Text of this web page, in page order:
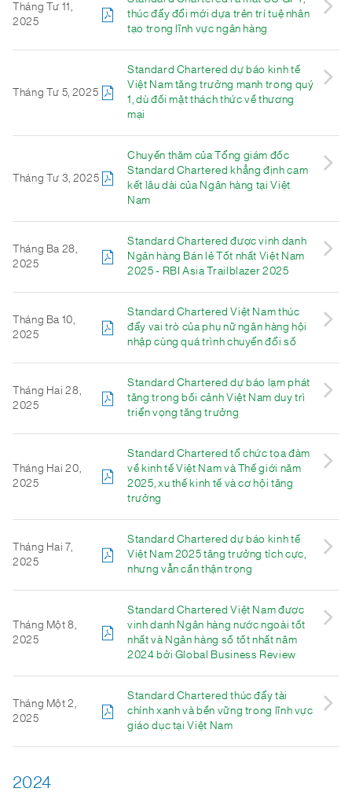
Tháng Tư 11,
2025
thúc đẩy đổi mới dựa trên trí tuệ nhân
tạo trong lĩnh vực ngân hàng
Tháng Tư 5, 2025
Standard Chartered dự báo kinh tế
Việt Nam tăng trưởng mạnh trong quý
1, dù đối mặt thách thức về thương
mại
Tháng Tư 3, 2025
Chuyến thăm của Tổng giám đốc
Standard Chartered khẳng định cam
kết lâu dài của Ngân hàng tại Việt
Nam
Tháng Ba 28,
2025
Standard Chartered được vinh danh
Ngân hàng Bán lẻ Tốt nhất Việt Nam
2025 - RBI Asia Trailblazer 2025
Tháng Ba 10,
2025
Standard Chartered Việt Nam thúc
đẩy vai trò của phụ nữ ngân hàng hội
nhập cùng quá trình chuyển đổi số
Tháng Hai 28,
2025
Standard Chartered dự báo lạm phát
tăng trong bối cảnh Việt Nam duy trì
triển vọng tăng trưởng
Tháng Hai 20,
2025
Standard Chartered tổ chức tọa đàm
về kinh tế Việt Nam và Thế giới năm
2025, xu thế kinh tế và cơ hội tăng
trưởng
Tháng Hai 7,
2025
Standard Chartered dự báo kinh tế
Việt Nam 2025 tăng trưởng tích cực,
nhưng vẫn cần thận trọng
Tháng Một 8,
2025
Standard Chartered Việt Nam được
vinh danh Ngân hàng nước ngoài tốt
nhất và Ngân hàng số tốt nhất năm
2024 bởi Global Business Review
Tháng Một 2,
2025
Standard Chartered thúc đẩy tài
chính xanh và bền vững trong lĩnh vực
giáo dục tại Việt Nam
2024